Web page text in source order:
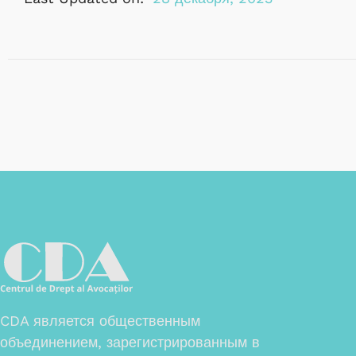
CDA является общественным
объединением, зарегистрированным в